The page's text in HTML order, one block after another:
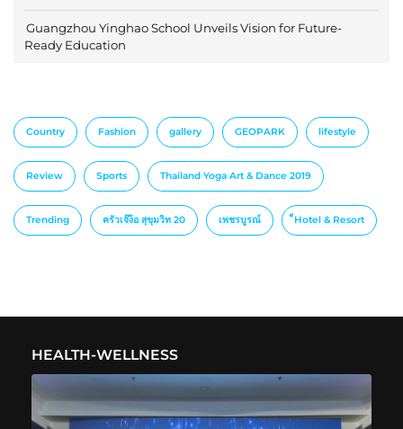
Guangzhou Yinghao School Unveils Vision for Future-
Ready Education
Country Fashion gallery GEOPARK lifestyle
Review Sports Thailand Yoga Art & Dance 2019
Trending ครัวเจ๊ง้อ สุขุมวิท 20 เพชรบูรณ์ ็Hotel & Resort
HEALTH-WELLNESS